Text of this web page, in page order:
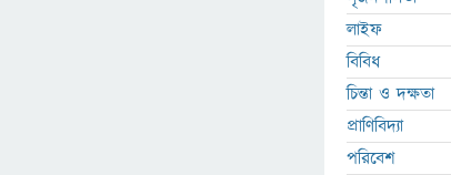
লাইফ
বিবিধ
চিন্তা ও দক্ষতা
প্রাণিবিদ্যা
পরিবেশ